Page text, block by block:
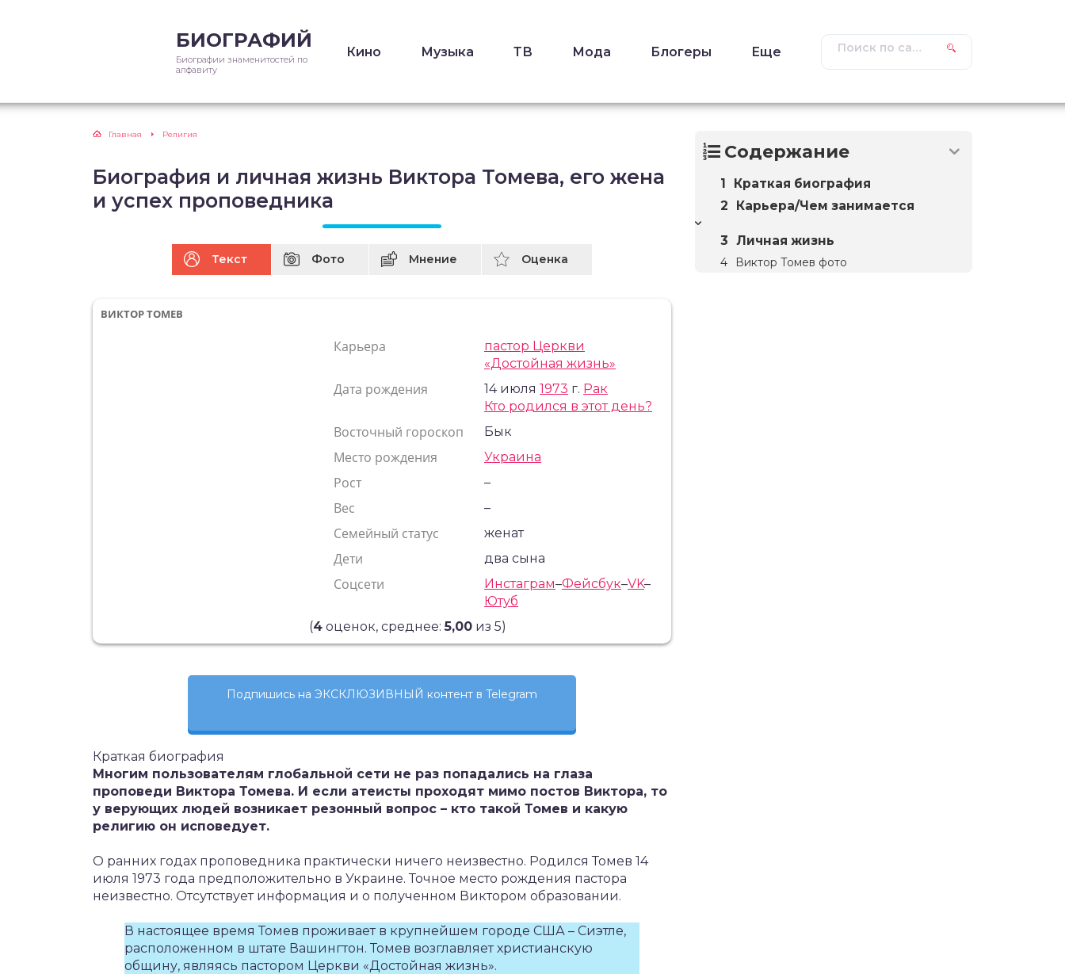
БИОГРАФИЙ
Биографии знаменитостей по
алфавиту
Кино Музыка ТВ Мода Блогеры Еще
Главная Религия
Биография и личная жизнь Виктора Томева, его жена
и успех проповедника
Текст Фото Мнение Оценка
ВИКТОР ТОМЕВ
Карьера
пастор Церкви
«Достойная жизнь»
Дата рождения 14 июля1973 г. Рак
Кто родился в этот день?
Восточный гороскоп Бык
Место рождения Украина
Рост –
Вес –
Семейный статус женат
Дети два сына
Соцсети Инстаграм–Фейсбук–VK–
Ютуб
(4оценок, среднее:5,00из 5)
Подпишись на ЭКСКЛЮЗИВНЫЙ контент в Telegram
Краткая биография
Многим пользователям глобальной сети не раз попадались на глаза
проповеди Виктора Томева. И если атеисты проходят мимо постов Виктора, то
у верующих людей возникает резонный вопрос – кто такой Томев и какую
религию он исповедует.
О ранних годах проповедника практически ничего неизвестно. Родился Томев 14
июля 1973 года предположительно в Украине. Точное место рождения пастора
неизвестно. Отсутствует информация и о полученном Виктором образовании.
В настоящее время Томев проживает в крупнейшем городе США – Сиэтле,
расположенном в штате Вашингтон. Томев возглавляет христианскую
общину, являясь пастором Церкви «Достойная жизнь».
Содержание
Краткая биография
Карьера/Чем занимается
Личная жизнь
Виктор Томев фото